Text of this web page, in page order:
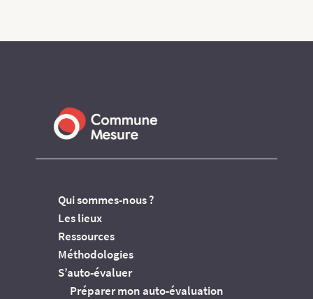
Qui sommes-nous ?
Les lieux
Ressources
Méthodologies
S’auto-évaluer
Préparer mon auto-évaluation